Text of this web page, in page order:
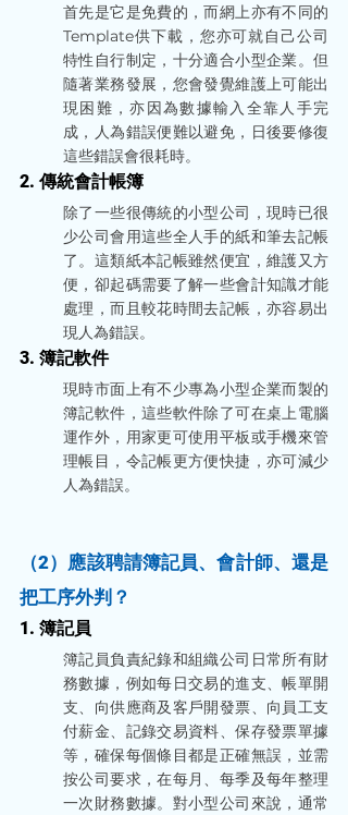
首先是它是免費的，而網上亦有不同的
Template供下載，您亦可就自己公司
特性自行制定，十分適合小型企業。但
隨著業務發展，您會發覺維護上可能出
現困難，亦因為數據輸入全靠人手完
成，人為錯誤便難以避免，日後要修復
這些錯誤會很耗時。
2. 傳統會計帳簿
除了一些很傳統的小型公司，現時已很
少公司會用這些全人手的紙和筆去記帳
了。這類紙本記帳雖然便宜，維護又方
便，卻起碼需要了解一些會計知識才能
處理，而且較花時間去記帳，亦容易出
現人為錯誤。
3. 簿記軟件
現時市面上有不少專為小型企業而製的
簿記軟件，這些軟件除了可在桌上電腦
運作外，用家更可使用平板或手機來管
理帳目，令記帳更方便快捷，亦可減少
人為錯誤。
（2）應該聘請簿記員、會計師、還是
把工序外判？
1. 簿記員
簿記員負責紀錄和組織公司日常所有財
務數據，例如每日交易的進支、帳單開
支、向供應商及客戶開發票、向員工支
付薪金、記錄交易資料、保存發票單據
等，確保每個條目都是正確無誤，並需
按公司要求，在每月、每季及每年整理
一次財務數據。對小型公司來說，通常